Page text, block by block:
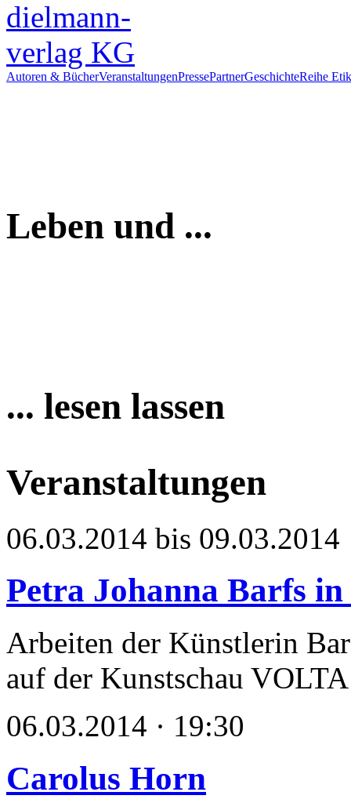
Autoren & BücherVeranstaltungenPressePartnerGeschichteReihe
Leben und ...
... lesen lassen
Veranstaltungen
06.03.2014 bis 09.03.2014
Petra Johanna Barfs
Arbeiten der Künstlerin
auf der Kunstschau
06.03.2014 · 19:30
Carolus Horn